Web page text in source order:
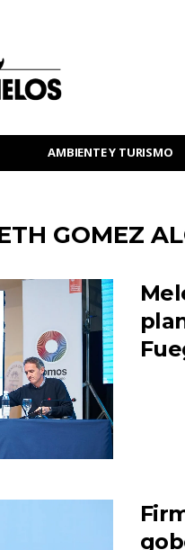
AMBIENTE Y TURISMO
GOMEZ